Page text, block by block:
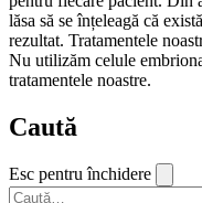
lăsa să se înțeleagă că
rezultat. Tratamentele
Nu utilizăm celule
tratamentele noastre.
Caută
Esc pentru închidere